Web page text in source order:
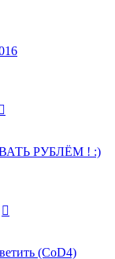
РУБЛЁМ ! :)
(CoD4)